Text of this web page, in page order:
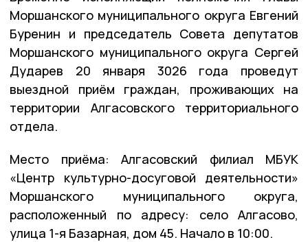
Моршанского муниципального округа Евгений
Буренин и председатель Совета депутатов
Моршанского муниципального округа Сергей
Дударев 20 января 3026 года проведут
выездной приём граждан, проживающих на
территории Алгасовского территориального
отдела.
Место приёма: Алгасовский филиал МБУК
«Центр культурно-досуговой деятельности»
Моршанского муниципального округа,
расположенный по адресу: село Алгасово,
улица 1-я Базарная, дом 45. Начало в 10:00.